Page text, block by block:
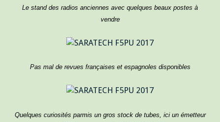
Le stand des radios anciennes avec quelques beaux postes à
vendre
Pas mal de revues françaises et espagnoles disponibles
Quelques curiosités parmis un gros stock de tubes, ici un émetteur